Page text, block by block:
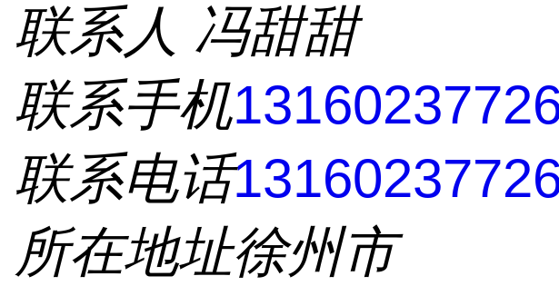
联系人 冯甜甜
联系手机
联系电话
所在地址徐州市